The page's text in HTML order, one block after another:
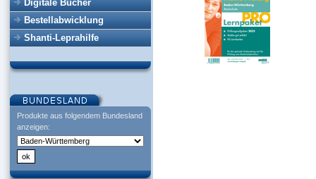
Digitale Bücher
Bestellabwicklung
Shanti-Leprahilfe
Produkte aus folgendem Bundesland
anzeigen: